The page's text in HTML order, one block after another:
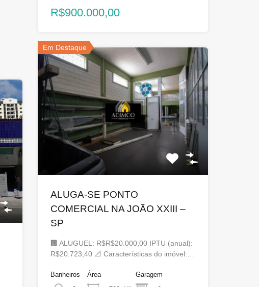
R$900.000,00
Em Destaque
ALUGA-SE PONTO
COMERCIAL NA JOÃO XXIII –
SP
🏢 ALUGUEL: R$R$20.000,00 IPTU (anual):
R$20.723,40 📐 Características do imóvel:…
Banheiros
Área
Garagem